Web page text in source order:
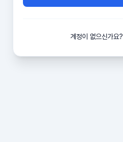
계정이 없으신가요?